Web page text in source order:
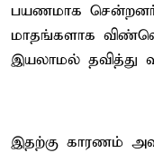
பயணமாக
மாதங்களாக
இயலாமல் தவித்து
இதற்கு காரணம்